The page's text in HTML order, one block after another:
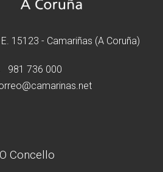
15123 - Camariñas (A Coruña)
981 736 000
O Concello